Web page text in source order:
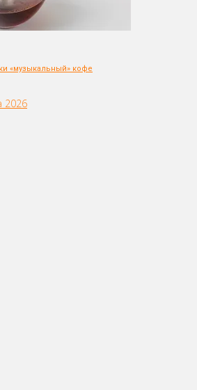
«музыкальный» кофе
2026